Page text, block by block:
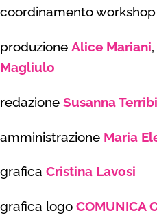
coordinamento workshop
produzione Alice Mariani,
Magliulo
redazione Susanna
amministrazione Maria
grafica Cristina Lavosi
grafica logo COMUNICA